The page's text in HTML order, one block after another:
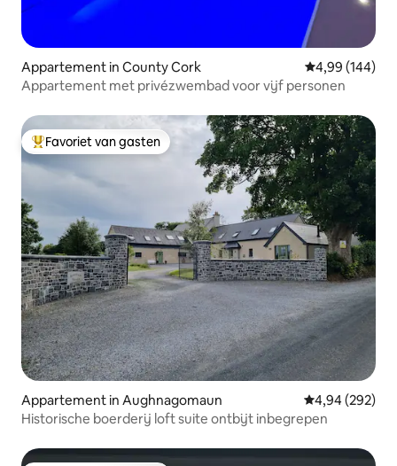
Appartement in County Cork Gemiddelde
4,99 (144)
Appartement met privézwembad voor vijf personen
Topfavoriet van gasten
Favoriet van gasten
Appartement in Aughnagomaun Gemiddelde
4,94 (292)
Historische boerderij loft suite ontbijt inbegrepen